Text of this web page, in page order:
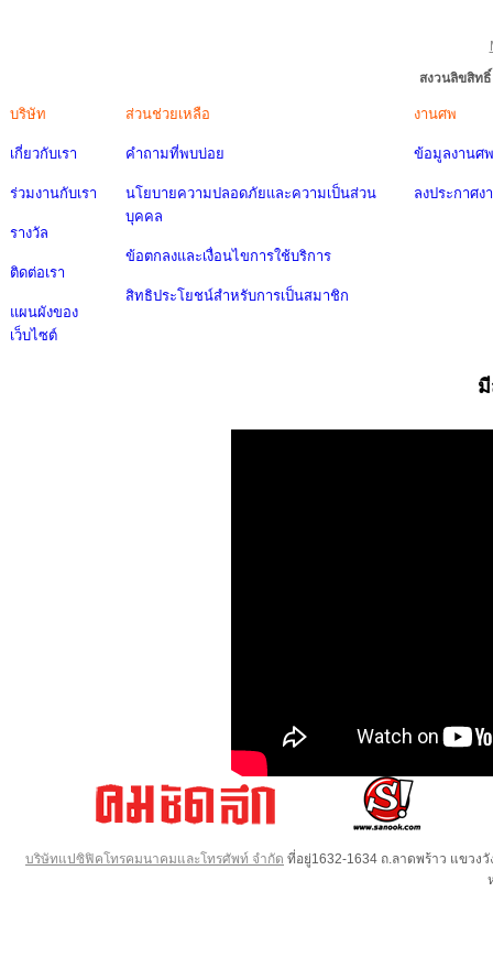
สงวนลิขสิท
บริษัท
เกี่ยวกับเรา
ร่วมงานกับเรา
รางวัล
ติดต่อเรา
แผนผังของ
เว็บไซต์
ส่วนช่วยเหลือ
คำถามที่พบบ่อย
นโยบายความปลอดภัยและความเป็นส่วน
บุคคล
ข้อตกลงและเงื่อนไขการใช้บริการ
สิทธิประโยชน์สำหรับการเป็นสมาชิก
งานศพ
ข้อมูลงานศพ
ลงประกาศง
บริษัทแปซิฟิคโทรคมนาคมและโทรศัพท์ จำกัด ที่อยู่1632-1634 ถ.ลาดพร้าว แขวง